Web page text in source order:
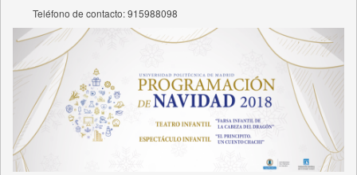
Teléfono de contacto: 915988098